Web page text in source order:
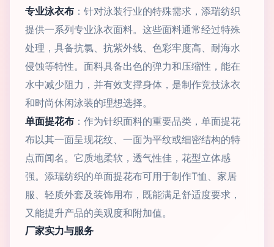
专业泳衣布 ：针对泳装行业的特殊需求，添瑞纺织
提供一系列专业泳衣面料。这些面料通常经过特殊
处理，具备抗氯、抗紫外线、色彩牢度高、耐海水
侵蚀等特性。面料具备出色的弹力和压缩性，能在
水中减少阻力，并有效支撑身体，是制作竞技泳衣
和时尚休闲泳装的理想选择。
单面提花布 ：作为针织面料的重要品类，单面提花
布以其一面呈现花纹、一面为平纹或细密结构的特
点而闻名。它质地柔软，透气性佳，花型立体感
强。添瑞纺织的单面提花布可用于制作T恤、家居
服、轻质外套及装饰用布，既能满足舒适度要求，
又能提升产品的美观度和附加值。
厂家实力与服务